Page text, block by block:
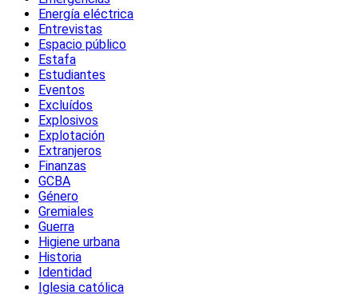
Energía eléctrica
Entrevistas
Espacio público
Estafa
Estudiantes
Eventos
Excluídos
Explosivos
Explotación
Extranjeros
Finanzas
GCBA
Género
Gremiales
Guerra
Higiene urbana
Historia
Identidad
Iglesia católica